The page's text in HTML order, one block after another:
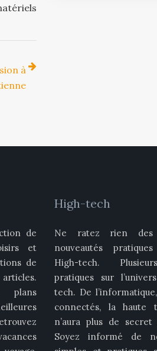
à
de
et
de
plans
High-tech
Ne ratez rien des
nouveautés
High-tech.
pratiques sur
tech. De
connectés, la haute
n’aura plus de secret
Soyez informé de